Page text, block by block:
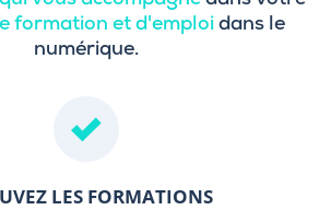
formation et d'emploi dans le
numérique.
LES FORMATIONS